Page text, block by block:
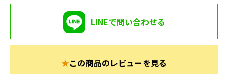
LINEで問い合わせる
★この商品のレビューを見る